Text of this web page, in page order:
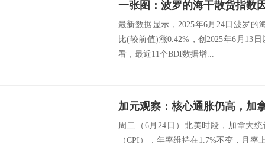
最新数据显示，2025年6月24日波罗的
比(较前值)涨0.42%，创2025年6月13
看，最近11个BDI数据增...
加元观察：核心通胀仍高，加
周二（6月24日）北美时段，加拿大
（CPI），年率维持在1.7%不变，月率